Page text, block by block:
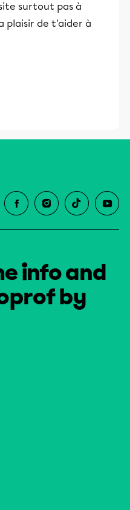
surtout pas à
plaisir de t'aider à
info and
by